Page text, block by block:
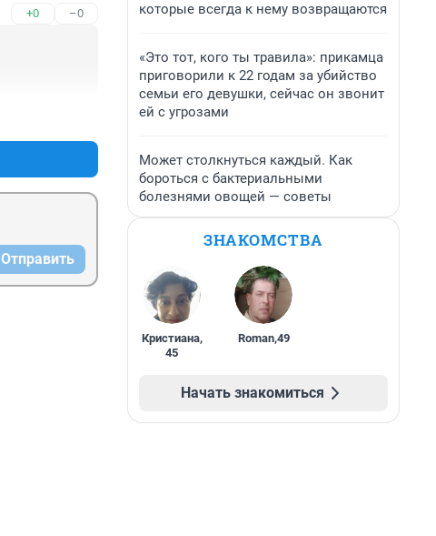
+0 –0
Отправить
которые всегда к нему возвращаются
«Это тот, кого ты травила»: прикамца
приговорили к 22 годам за убийство
семьи его девушки, сейчас он звонит
ей с угрозами
Может столкнуться каждый. Как
бороться с бактериальными
болезнями овощей — советы
ЗНАКОМСТВА
Кристиана,
45
Roman,49
Начать знакомиться